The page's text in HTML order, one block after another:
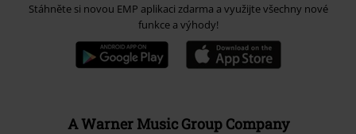
Stáhněte si novou EMP aplikaci zdarma a využijte všechny nové
funkce a výhody!
A Warner Music Group Company